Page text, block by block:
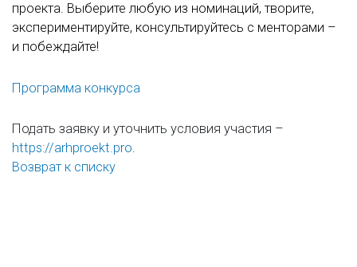
проекта. Выберите любую из номинаций, творите,
экспериментируйте, консультируйтесь с менторами –
и побеждайте!
Программа конкурса
Подать заявку и уточнить условия участия –
https://arhproekt.pro.
Возврат к списку